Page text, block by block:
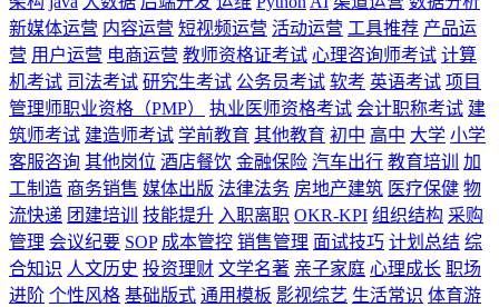
新媒体运营 内容运营 短视频运营 活动运营 工具推荐 产品运
营 用户运营 电商运营 教师资格证考试 心理咨询师考试 计算
机考试 司法考试 研究生考试 公务员考试 软考 英语考试 项目
管理师职业资格（PMP）
执业医师资格考试 会计职称考试 建
筑师考试 建造师考试 学前教育 其他教育 初中 高中 大学 小学
客服咨询 其他岗位 酒店餐饮 金融保险 汽车出行 教育培训
加
工制造 商务销售 媒体出版 法律法务 房地产建筑 医疗保健 物
流快递 团建培训 技能提升 入职离职 OKR-KPI 组织结构 采购
管理 会议纪要 SOP 成本管控 销售管理 面试技巧 计划总结 综
合知识 人文历史 投资理财 文学名著 亲子家庭 心理成长 职场
进阶 个性风格 基础版式 通用模板 影视综艺 生活常识 体育游